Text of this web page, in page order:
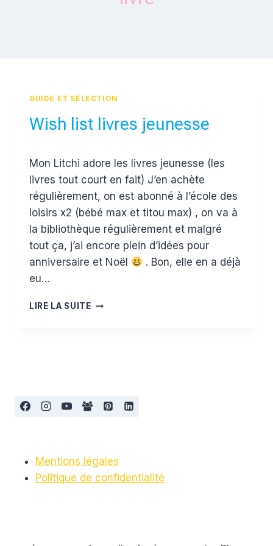
GUIDE ET SÉLECTION
Wish list livres jeunesse
Estelle
Mon Litchi adore les livres jeunesse (les
livres tout court en fait) J’en achète
régulièrement, on est abonné à l’école des
loisirs x2 (bébé max et titou max) , on va à
la bibliothèque régulièrement et malgré
tout ça, j’ai encore plein d’idées pour
anniversaire et Noël
. Bon, elle en a déjà
eu…
LIRE LA SUITEWISH
Mentions légales
Politique de confidentialité